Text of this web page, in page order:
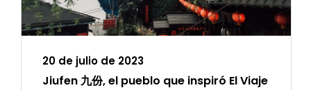
20 de julio de 2023
Jiufen 九份, el pueblo que inspiró El Viaje